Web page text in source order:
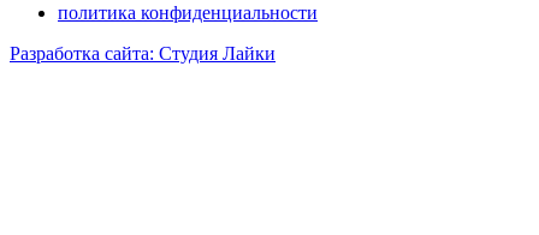
политика конфиденциальности
Разработка сайта: Студия Лайки